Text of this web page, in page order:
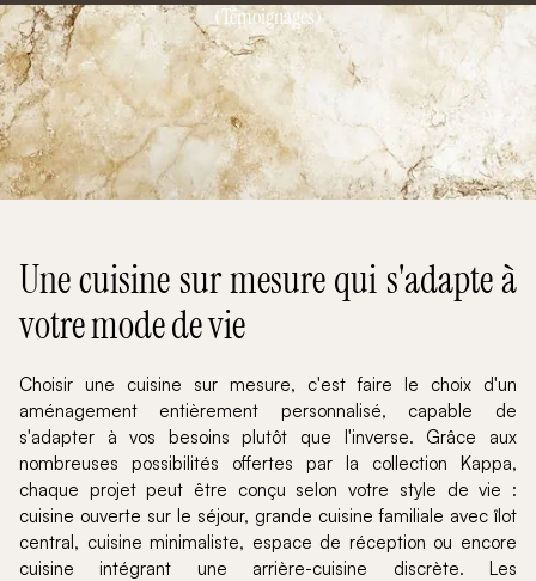
(Témoignages)
Une cuisine sur mesure qui s'adapte à
votre mode de vie
Choisir une cuisine sur mesure, c'est faire le choix d'un
aménagement entièrement personnalisé, capable de
s'adapter à vos besoins plutôt que l'inverse. Grâce aux
nombreuses possibilités offertes par la collection Kappa,
chaque projet peut être conçu selon votre style de vie :
cuisine ouverte sur le séjour, grande cuisine familiale avec îlot
central, cuisine minimaliste, espace de réception ou encore
cuisine intégrant une arrière-cuisine discrète. Les